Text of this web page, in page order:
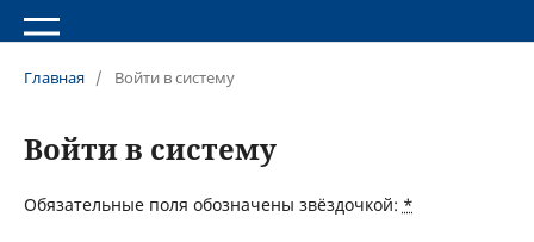
Главная / Войти в систему
Войти в систему
Обязательные поля обозначены звёздочкой: *